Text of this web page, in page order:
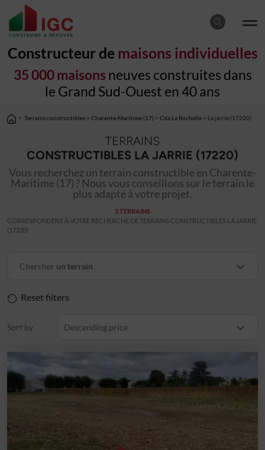
Constructeur de maisons individuelles
35 000 maisons neuves construites dans
le Grand Sud-Ouest en 40 ans
> Terrains constructibles > Charente-Maritime (17) > Cda La Rochelle > La jarrie (17220)
TERRAINS
CONSTRUCTIBLES LA JARRIE (17220)
Vous recherchez un terrain constructible en Charente-
Maritime (17) ? Nous vous conseillons sur le terrain le
plus adapté à votre projet.
3 TERRAINS
CORRESPONDENT À VOTRE RECHERCHE DE TERRAINS CONSTRUCTIBLES LA JARRIE
(17220)
Chercher un terrain
Reset filters
Sort by Descending price